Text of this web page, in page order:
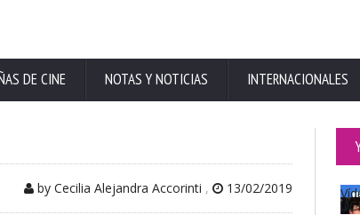
DE CINE NOTAS Y NOTICIAS INTERNACIONALES
by Cecilia Alejandra Accorinti , 13/02/2019